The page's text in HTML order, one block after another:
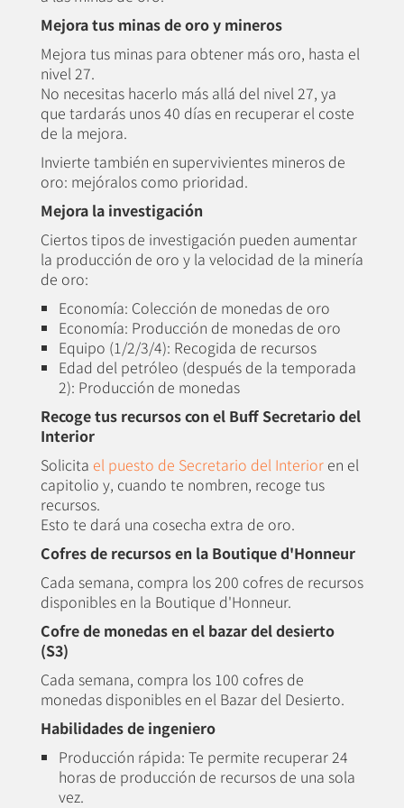
Mejora tus minas de oro y mineros
Mejora tus minas para obtener más oro, hasta el
nivel 27.
No necesitas hacerlo más allá del nivel 27, ya
que tardarás unos 40 días en recuperar el coste
de la mejora.
Invierte también en supervivientes mineros de
oro: mejóralos como prioridad.
Mejora la investigación
Ciertos tipos de investigación pueden aumentar
la producción de oro y la velocidad de la minería
de oro:
Economía: Colección de monedas de oro
Economía: Producción de monedas de oro
Equipo (1/2/3/4): Recogida de recursos
Edad del petróleo (después de la temporada
2): Producción de monedas
Recoge tus recursos con el Buff Secretario del
Interior
Solicita el puesto de Secretario del Interior en el
capitolio y, cuando te nombren, recoge tus
recursos.
Esto te dará una cosecha extra de oro.
Cofres de recursos en la Boutique d'Honneur
Cada semana, compra los 200 cofres de recursos
disponibles en la Boutique d'Honneur.
Cofre de monedas en el bazar del desierto
(S3)
Cada semana, compra los 100 cofres de
monedas disponibles en el Bazar del Desierto.
Habilidades de ingeniero
Producción rápida: Te permite recuperar 24
horas de producción de recursos de una sola
vez.